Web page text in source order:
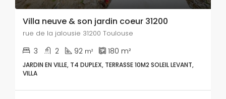
Villa neuve & son jardin coeur 31200
rue de la jalousie 31200 Toulouse
3 2 92 m² 180 m²
JARDIN EN VILLE, T4 DUPLEX, TERRASSE 10M2 SOLEIL LEVANT,
VILLA